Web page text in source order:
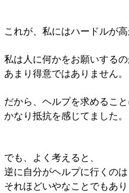
これが、私にはハードルが高
私は人に何かをお願いするの
あまり得意ではありません。
だから、ヘルプを求めるこ
かなり抵抗を感じてました。
でも、よく考えると、
逆に自分がヘルプに行くのは
それほどいやなことでもあり